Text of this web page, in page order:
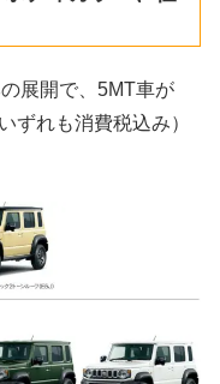
展開で、5MT車が
ずれも消費税込み）